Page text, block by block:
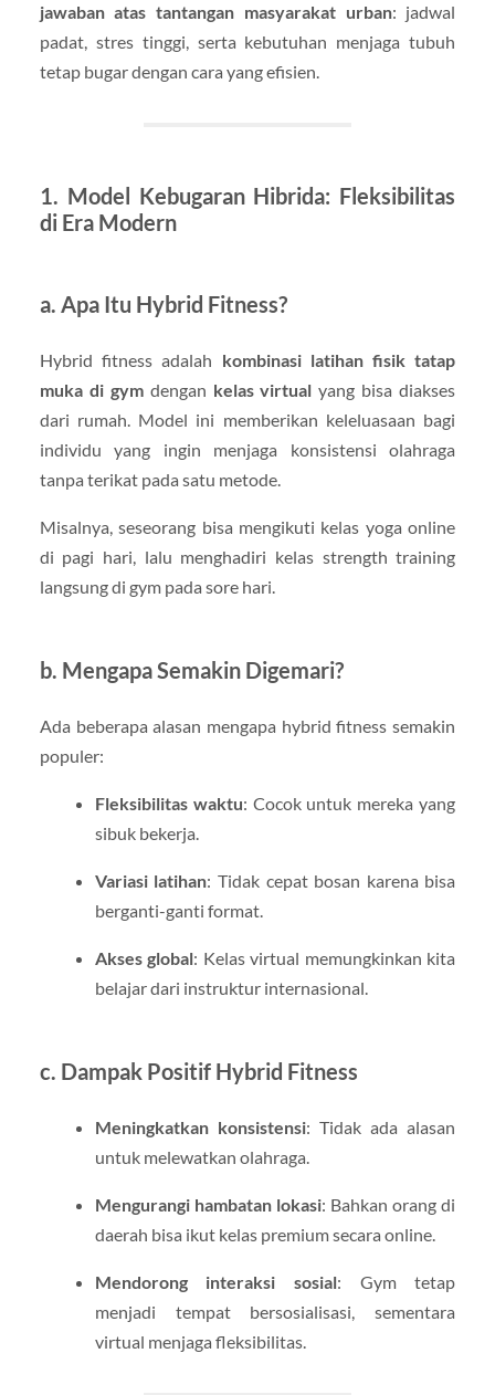
jawaban atas tantangan masyarakat urban: jadwal
padat, stres tinggi, serta kebutuhan menjaga tubuh
tetap bugar dengan cara yang efisien.
1. Model Kebugaran Hibrida: Fleksibilitas
di Era Modern
a. Apa Itu Hybrid Fitness?
Hybrid fitness adalah kombinasi latihan fisik tatap
muka di gymdengan kelas virtual yang bisa diakses
dari rumah. Model ini memberikan keleluasaan bagi
individu yang ingin menjaga konsistensi olahraga
tanpa terikat pada satu metode.
Misalnya, seseorang bisa mengikuti kelas yoga online
di pagi hari, lalu menghadiri kelas strength training
langsung di gym pada sore hari.
b. Mengapa Semakin Digemari?
Ada beberapa alasan mengapa hybrid fitness semakin
populer:
Fleksibilitas waktu: Cocok untuk mereka yang
sibuk bekerja.
Variasi latihan: Tidak cepat bosan karena bisa
berganti-ganti format.
Akses global: Kelas virtual memungkinkan kita
belajar dari instruktur internasional.
c. Dampak Positif Hybrid Fitness
Meningkatkan konsistensi: Tidak ada alasan
untuk melewatkan olahraga.
Mengurangi hambatan lokasi: Bahkan orang di
daerah bisa ikut kelas premium secara online.
Mendorong interaksi sosial: Gym tetap
menjadi tempat bersosialisasi, sementara
virtual menjaga fleksibilitas.